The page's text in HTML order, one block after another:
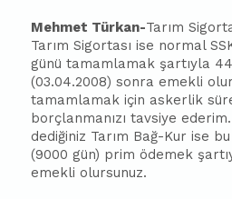
Mehmet Türkan-Tarım
Tarım Sigortası ise normal
günü tamamlamak şartıyla 44
(03.04.2008) sonra emekli
tamamlamak için askerlik
borçlanmanızı tavsiye
dediğiniz Tarım Bağ-Kur ise
(9000 gün) prim ödemek
emekli olursunuz.